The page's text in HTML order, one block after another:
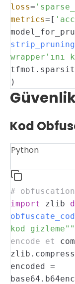
loss=
metrics=[
strip_pruning
wrapper'ını
)
Kod
Python
#
import
zlib
kod
encode et
encoded =